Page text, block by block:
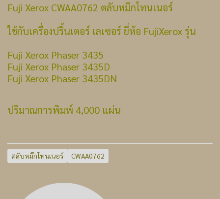
Fuji Xerox CWAA0762 ตลับหมึกโทนเนอร์
ใช้กับเครื่องปริ้นเตอร์ เลเซอร์ ยี่ห้อ FujiXerox รุ่น
Fuji Xerox Phaser 3435
Fuji Xerox Phaser 3435D
Fuji Xerox Phaser 3435DN
ปริมาณการพิมพ์ 4,000 แผ่น
ตลับหมึกโทนเนอร์ CWAA0762